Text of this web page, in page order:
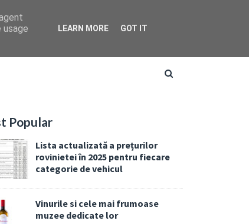
Popular
Lista actualizată a prețurilor
rovinietei în 2025 pentru fiecare
categorie de vehicul
Vinurile si cele mai frumoase
muzee dedicate lor
LEARN MORE GOT IT